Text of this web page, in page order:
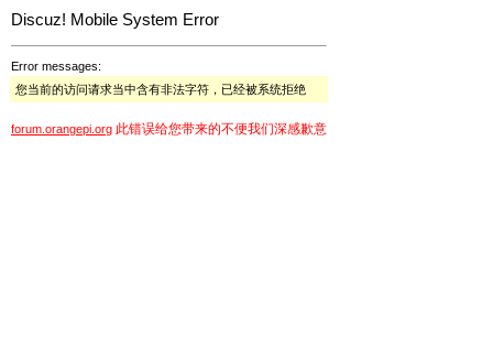
Discuz! Mobile System Error
Error messages:
您当前的访问请求当中含有非法字符，已经被系统拒绝
forum.orangepi.org 此错误给您带来的不便我们深感歉意